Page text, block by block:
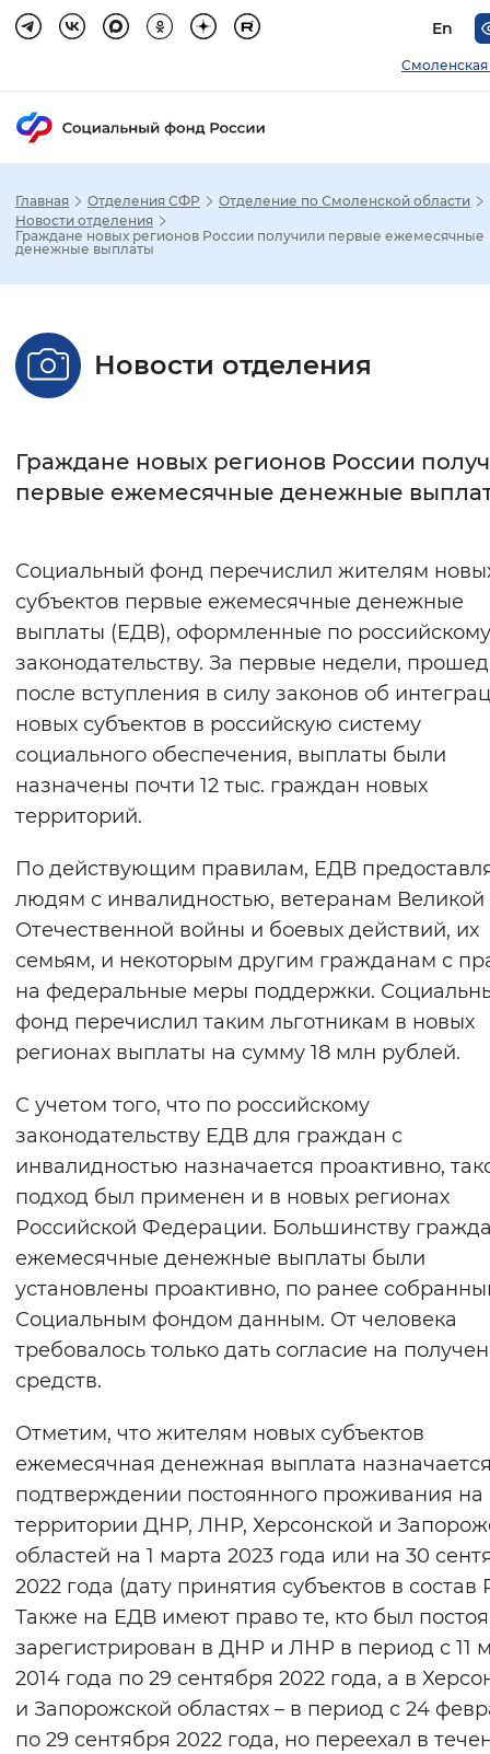
En
Смоленская
Стандартный Увеличенный
Без засечек С засечками
Нормальный Увеличенный
Цвет сайта
Монохромный Инверсивный
Синий фон
Изображения
Звуковой ассистент
Воспроизвести Остановить
Вернуть стандартные настройки
Главная Отделения СФР
Отделение по Смоленской области
Новости отделения
Граждане новых регионов России получили первые ежемесячные
денежные выплаты
Новости отделения
Граждане новых регионов России
первые ежемесячные денежные
Социальный фонд перечислил жителям
субъектов первые ежемесячные денежные
выплаты (ЕДВ), оформленные по российскому
законодательству. За первые недели,
после вступления в силу законов об
новых субъектов в российскую систему
социального обеспечения, выплаты были
назначены почти 12 тыс. граждан новых
территорий.
По действующим правилам, ЕДВ
людям с инвалидностью, ветеранам Великой
Отечественной войны и боевых действий, их
семьям, и некоторым другим гражданам с
на федеральные меры поддержки.
фонд перечислил таким льготникам в новых
регионах выплаты на сумму 18 млн рублей.
С учетом того, что по российскому
законодательству ЕДВ для граждан с
инвалидностью назначается проактивно,
подход был применен и в новых регионах
Российской Федерации. Большинству
ежемесячные денежные выплаты были
установлены проактивно, по ранее
Социальным фондом данным. От человека
требовалось только дать согласие на
средств.
Отметим, что жителям новых субъектов
ежемесячная денежная выплата
подтверждении постоянного проживания на
территории ДНР, ЛНР, Херсонской и
областей на 1 марта 2023 года или на 30
2022 года (дату принятия субъектов в состав
Также на ЕДВ имеют право те, кто был
зарегистрирован в ДНР и ЛНР в период с 11
2014 года по 29 сентября 2022 года, а в
и Запорожской областях – в период с 24
по 29 сентября 2022 года, но переехал в